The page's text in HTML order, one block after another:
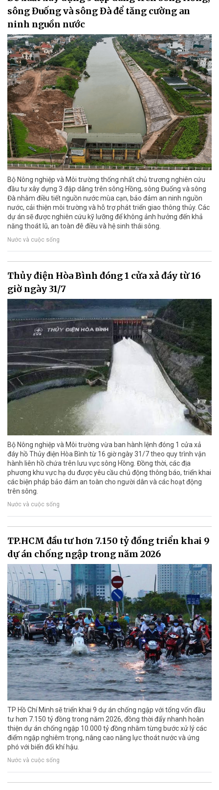
sông Đuống và sông Đà để tăng cường an
ninh nguồn nước
Bộ Nông nghiệp và Môi trường thống nhất chủ trương nghiên cứu
đầu tư xây dựng 3 đập dâng trên sông Hồng, sông Đuống và sông
Đà nhằm điều tiết nguồn nước mùa cạn, bảo đảm an ninh nguồn
nước, cải thiện môi trường và hỗ trợ phát triển giao thông thủy. Các
dự án sẽ được nghiên cứu kỹ lưỡng để không ảnh hưởng đến khả
năng thoát lũ, an toàn đê điều và hệ sinh thái sông.
Nước và cuộc sống
Thủy điện Hòa Bình đóng 1 cửa xả đáy từ 16
giờ ngày 31/7
Bộ Nông nghiệp và Môi trường vừa ban hành lệnh đóng 1 cửa xả
đáy hồ Thủy điện Hòa Bình từ 16 giờ ngày 31/7 theo quy trình vận
hành liên hồ chứa trên lưu vực sông Hồng. Đồng thời, các địa
phương khu vực hạ du được yêu cầu chủ động thông báo, triển khai
các biện pháp bảo đảm an toàn cho người dân và các hoạt động
trên sông.
Nước và cuộc sống
TP.HCM đầu tư hơn 7.150 tỷ đồng triển khai 9
dự án chống ngập trong năm 2026
TP Hồ Chí Minh sẽ triển khai 9 dự án chống ngập với tổng vốn đầu
tư hơn 7.150 tỷ đồng trong năm 2026, đồng thời đẩy nhanh hoàn
thiện dự án chống ngập 10.000 tỷ đồng nhằm từng bước xử lý các
điểm ngập nghiêm trọng, nâng cao năng lực thoát nước và ứng
phó với biến đổi khí hậu.
Nước và cuộc sống